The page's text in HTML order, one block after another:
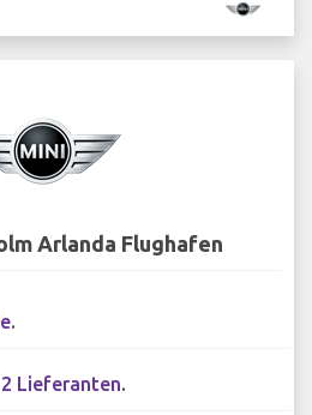
Arlanda Flughafen
.
2 Lieferanten.